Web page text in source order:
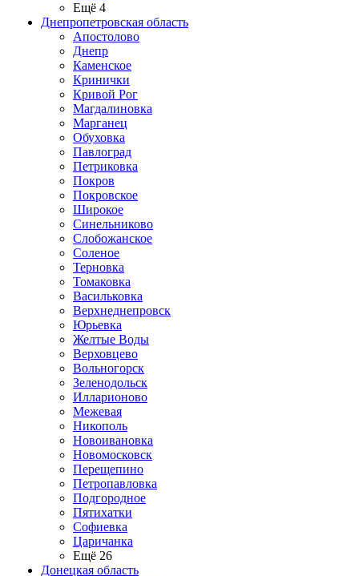
Ещё 4
Днепропетровская область
Апостолово
Днепр
Каменское
Кринички
Кривой Рог
Магдалиновка
Марганец
Обуховка
Павлоград
Петриковка
Покров
Покровское
Широкое
Синельниково
Слобожанское
Соленое
Терновка
Томаковка
Васильковка
Верхнеднепровск
Юрьевка
Желтые Воды
Верховцево
Вольногорск
Зеленодольск
Илларионово
Межевая
Никополь
Новоивановка
Новомосковск
Перещепино
Петропавловка
Подгородное
Пятихатки
Софиевка
Царичанка
Ещё 26
Донецкая область